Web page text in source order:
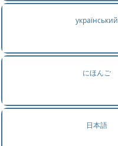
український
にほんご
日本語